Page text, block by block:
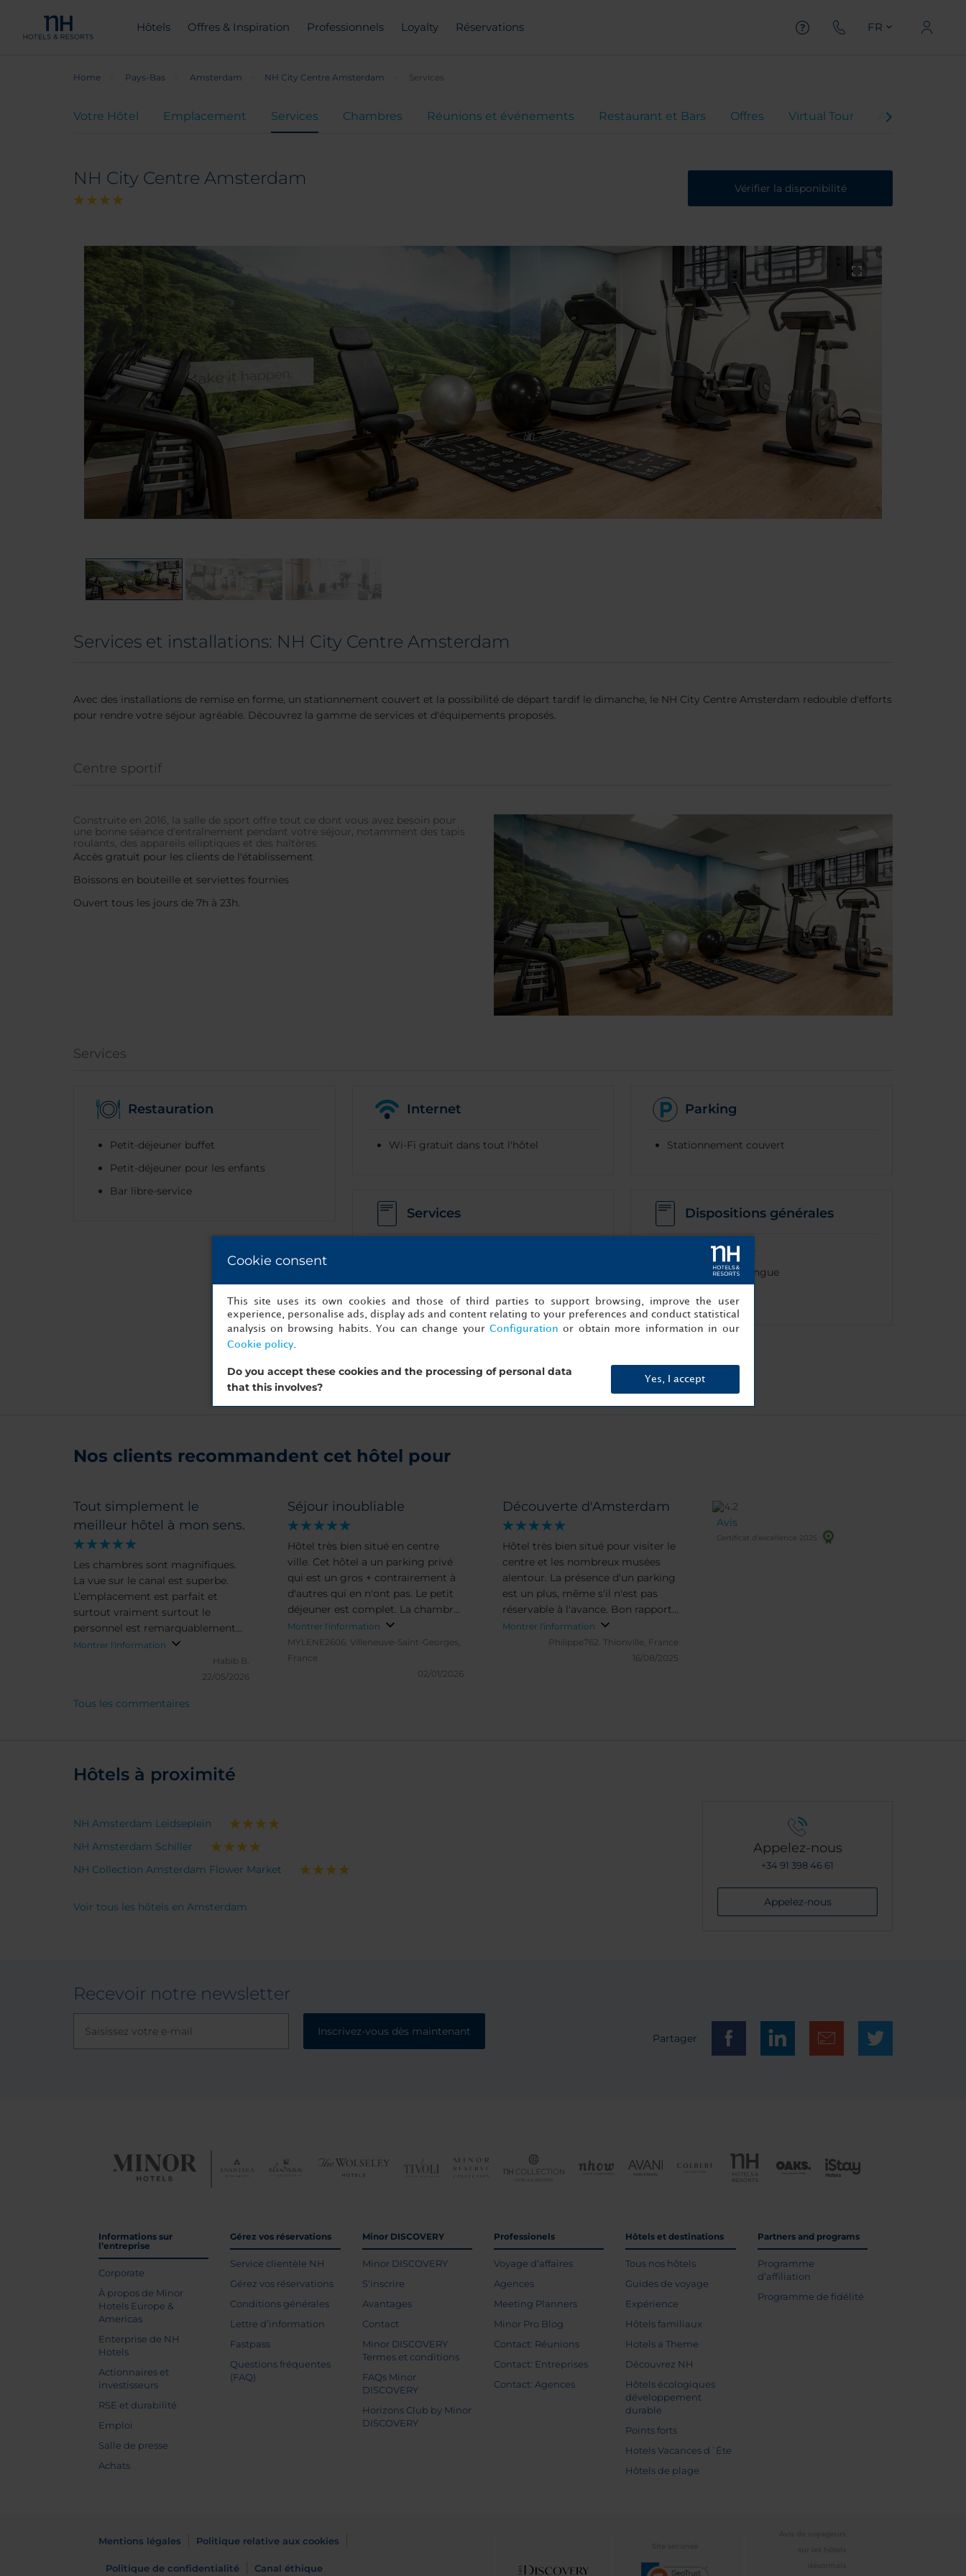
Hôtels Offres & Inspiration Professionnels Loyalty Réservations FR
Home Pays-Bas Amsterdam NH City Centre Amsterdam Services
Votre Hôtel Emplacement Services Chambres Réunions et événements Restaurant et Bars Offres Virtual Tour Avis client
NH City Centre Amsterdam Vérifier la disponibilité
Services et installations: NH City Centre Amsterdam
Avec des installations de remise en forme, un stationnement couvert et la possibilité de départ tardif le dimanche, le NH City Centre Amsterdam redouble d'efforts
pour rendre votre séjour agréable. Découvrez la gamme de services et d'équipements proposés.
Centre sportif
Construite en 2016, la salle de sport offre tout ce dont vous avez besoin pour
une bonne séance d'entraînement pendant votre séjour, notamment des tapis
roulants, des appareils elliptiques et des haltères.
Accès gratuit pour les clients de l'établissement
Boissons en bouteille et serviettes fournies
Ouvert tous les jours de 7h à 23h.
Services
Restauration
Petit-déjeuner buffet
Petit-déjeuner pour les enfants
Bar libre-service
Internet
Wi-Fi gratuit dans tout l'hôtel
Parking
Stationnement couvert
Services
Service de nettoyage à sec
Service de blanchisserie
Dispositions générales
Réception 24h/24
Personnel multilingue
Coffre-fort
Nos clients recommandent cet hôtel pour
Tout simplement le
meilleur hôtel à mon sens.
Les chambres sont magnifiques.
La vue sur le canal est superbe.
L’emplacement est parfait et
surtout vraiment surtout le
personnel est remarquablement
top. Ça dépasse largement tout les
personnel est digne d’un palace,
humain
Montrer l'information
Habib B.
22/05/2026
Séjour inoubliable
Hôtel très bien situé en centre
ville. Cet hôtel a un parking privé
qui est un gros + contrairement à
d'autres qui en n'ont pas. Le petit
déjeuner est complet. La chambre
est bien équipée et propre.
L'accueil est chaleureux, l'équipe
est adorable. Merci NH hôtel je
Montrer l'information
MYLENE2606. Villeneuve-Saint-Georges,
France
02/01/2026
Découverte d'Amsterdam
Hôtel très bien situé pour visiter le
centre et les nombreux musées
alentour. La présence d'un parking
est un plus, même s'il n'est pas
réservable à l'avance. Bon rapport
qualité/prix à cet endroit.
Montrer l'information
Philippe762.
Thionville, France
16/08/2025
Avis
Certificat d’excellence 2025
Tous les commentaires
Hôtels à proximité
NH Amsterdam Leidseplein
NH Amsterdam Schiller
NH Collection Amsterdam Flower Market
Voir tous les hôtels en Amsterdam
Appelez-nous
+34 91 398 46 61
Appelez-nous
Recevoir notre newsletter
Inscrivez-vous dès maintenant
Partager
Informations sur
l’entreprise
Corporate
À propos de Minor
Hotels Europe &
Americas
Enterprise de NH
Hotels
Actionnaires et
investisseurs
RSE et durabilité
Emploi
Salle de presse
Achats
Gérez vos réservations
Service clientèle NH
Gérez vos réservations
Conditions générales
Lettre d’information
Fastpass
Questions fréquentes
(FAQ)
Minor DISCOVERY
Minor DISCOVERY
S'inscrire
Avantages
Contact
Minor DISCOVERY
Termes et conditions
FAQs Minor
DISCOVERY
Horizons Club by Minor
DISCOVERY
Professionels
Voyage d’affaires
Agences
Meeting Planners
Minor Pro Blog
Contact: Réunions
Contact: Entreprises
Contact: Agences
Hôtels et destinations
Tous nos hôtels
Guides de voyage
Expérience
Hôtels familiaux
Hotels a Theme
Découvrez NH
Hôtels écologiques
développement
durable
Points forts
Hotels Vacances d´Éte
Hôtels de plage
Partners and programs
Programme
d’affiliation
Programme de fidélité
Mentions légales Politique relative aux cookies
Politique de confidentialité Canal éthique
Cookie consent
This site uses its own cookies and those of third parties to support browsing, improve the user
experience, personalise ads, display ads and content relating to your preferences and conduct statistical
analysis on browsing habits. You can change your Configuration or obtain more information in our
Cookie policy.
Do you accept these cookies and the processing of personal data
that this involves?
Yes, I accept